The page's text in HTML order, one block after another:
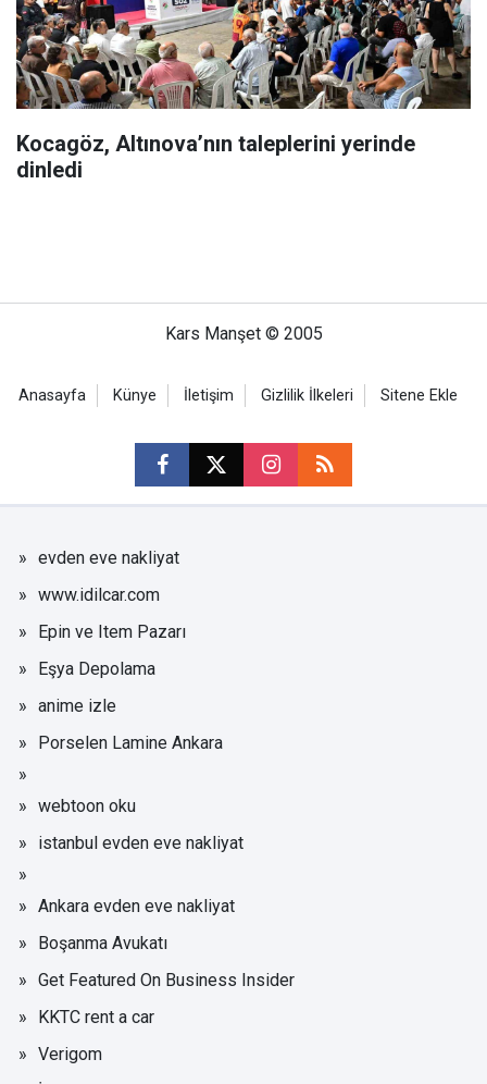
Kocagöz, Altınova’nın taleplerini yerinde
dinledi
Kars Manşet © 2005
Anasayfa Künye İletişim Gizlilik İlkeleri Sitene Ekle
evden eve nakliyat
www.idilcar.com
Epin ve Item Pazarı
Eşya Depolama
anime izle
Porselen Lamine Ankara
webtoon oku
istanbul evden eve nakliyat
Ankara evden eve nakliyat
Boşanma Avukatı
Get Featured On Business Insider
KKTC rent a car
Verigom